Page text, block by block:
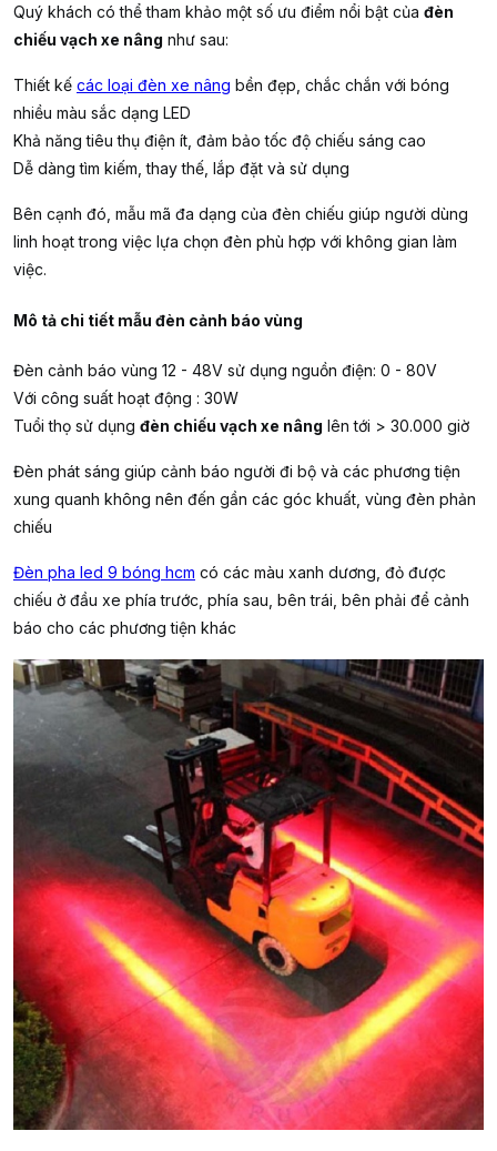
Quý khách có thể tham khảo một số ưu điểm nổi bật của đèn
chiếu vạch xe nâng như sau:
Thiết kế các loại đèn xe nâng bền đẹp, chắc chắn với bóng
nhiều màu sắc dạng LED
Khả năng tiêu thụ điện ít, đảm bảo tốc độ chiếu sáng cao
Dễ dàng tìm kiếm, thay thế, lắp đặt và sử dụng
Bên cạnh đó, mẫu mã đa dạng của đèn chiếu giúp người dùng
linh hoạt trong việc lựa chọn đèn phù hợp với không gian làm
việc.
Mô tả chi tiết mẫu đèn cảnh báo vùng
Đèn cảnh báo vùng 12 - 48V sử dụng nguồn điện: 0 - 80V
Với công suất hoạt động : 30W
Tuổi thọ sử dụng đèn chiếu vạch xe nâng lên tới > 30.000 giờ
Đèn phát sáng giúp cảnh báo người đi bộ và các phương tiện
xung quanh không nên đến gần các góc khuất, vùng đèn phản
chiếu
Đèn pha led 9 bóng hcm có các màu xanh dương, đỏ được
chiếu ở đầu xe phía trước, phía sau, bên trái, bên phải để cảnh
báo cho các phương tiện khác